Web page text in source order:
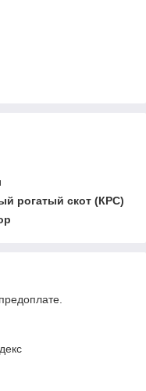
рогатый скот (КРС)